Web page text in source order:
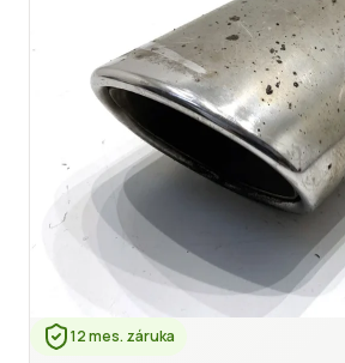
12 mes. záruka